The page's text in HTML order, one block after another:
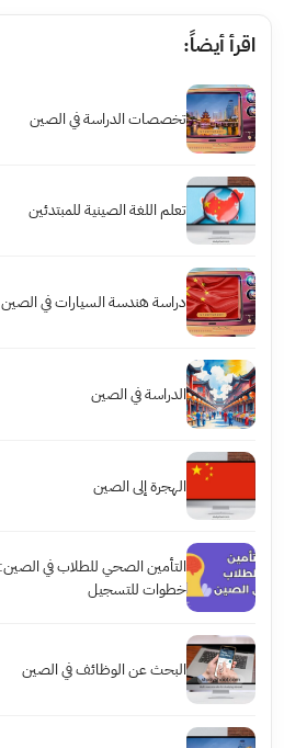
اقرأ أيضاً:
تخصصات الدراسة في الصين
تعلم اللغة الصينية للمبتدئين
دراسة هندسة السيارات في الصين
الدراسة في الصين
الهجرة إلى الصين
خطوات للتسجيل
البحث عن الوظائف في الصين